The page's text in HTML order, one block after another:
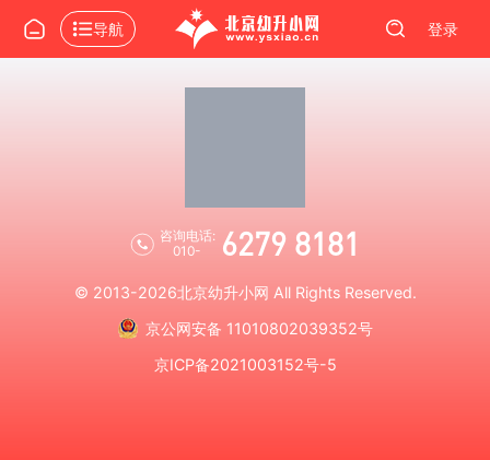
导航 登录
咨询电话:
010-
6279 8181
© 2013-2026北京幼升小网 All Rights Reserved.
京公网安备 11010802039352号
京ICP备2021003152号-5